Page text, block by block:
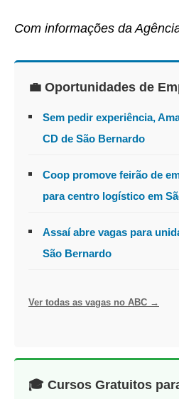
Com informações da
💼 Oportunidades de
Sem pedir experiência,
CD de São Bernardo
Coop promove feirão de
para centro logístico em
Assaí abre vagas para
São Bernardo
Ver todas as vagas no ABC →
🎓 Cursos Gratuitos